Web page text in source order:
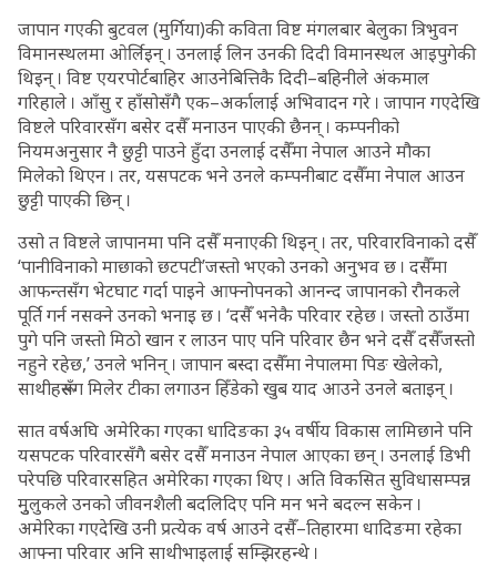
जापान गएकी बुटवल (मुर्गिया)की कविता विष्ट मंगलबार बेलुका त्रिभुवन
विमानस्थलमा ओर्लिइन् । उनलाई लिन उनकी दिदी विमानस्थल आइपुगेकी
थिइन् । विष्ट एयरपोर्टबाहिर आउनेबित्तिकै दिदी–बहिनीले अंकमाल
गरिहाले । आँसु र हाँसोसँगै एक–अर्कालाई अभिवादन गरे । जापान गएदेखि
विष्टले परिवारसँग बसेर दसैँ मनाउन पाएकी छैनन् । कम्पनीको
नियमअनुसार नै छुट्टी पाउने हुँदा उनलाई दसैँमा नेपाल आउने मौका
मिलेको थिएन । तर, यसपटक भने उनले कम्पनीबाट दसैँमा नेपाल आउन
छुट्टी पाएकी छिन् ।
उसो त विष्टले जापानमा पनि दसैँ मनाएकी थिइन् । तर, परिवारविनाको दसैँ
‘पानीविनाको माछाको छटपटी’जस्तो भएको उनको अनुभव छ । दसैँमा
आफन्तसँग भेटघाट गर्दा पाइने आफ्नोपनको आनन्द जापानको रौनकले
पूर्ति गर्न नसक्ने उनको भनाइ छ । ‘दसैँ भनेकै परिवार रहेछ । जस्तो ठाउँमा
पुगे पनि जस्तो मिठो खान र लाउन पाए पनि परिवार छैन भने दसैँ दसैँजस्तो
नहुने रहेछ,’ उनले भनिन् । जापान बस्दा दसैँमा नेपालमा पिङ खेलेको,
साथीहरूसँग मिलेर टीका लगाउन हिँडेको खुब याद आउने उनले बताइन् ।
सात वर्षअघि अमेरिका गएका धादिङका ३५ वर्षीय विकास लामिछाने पनि
यसपटक परिवारसँगै बसेर दसैँ मनाउन नेपाल आएका छन् । उनलाई डिभी
परेपछि परिवारसहित अमेरिका गएका थिए । अति विकसित सुविधासम्पन्न
मुुलुकले उनको जीवनशैली बदलिदिए पनि मन भने बदल्न सकेन ।
अमेरिका गएदेखि उनी प्रत्येक वर्ष आउने दसैँ–तिहारमा धादिङमा रहेका
आफ्ना परिवार अनि साथीभाइलाई सम्झिरहन्थे ।